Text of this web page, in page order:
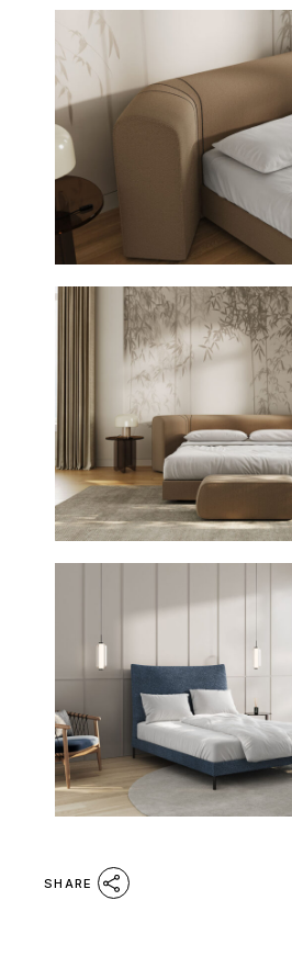
SHARE